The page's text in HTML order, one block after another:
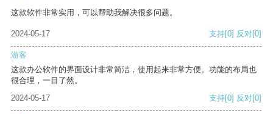
这款软件非常实用，可以帮助我解决很多问题。
2024-05-17 支持[0] 反对[0]
游客
这款办公软件的界面设计非常简洁，使用起来非常方便。功能的布局也
很合理，一目了然。
2024-05-17
支持[0] 反对[0]